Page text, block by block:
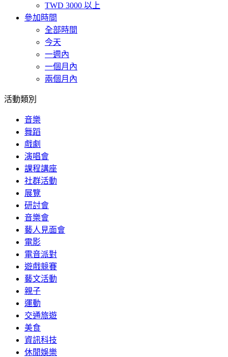
TWD 3000 以上
參加時間
全部時間
今天
一週內
一個月內
兩個月內
活動類別
音樂
舞蹈
戲劇
演唱會
課程講座
社群活動
展覽
研討會
音樂會
藝人見面會
電影
電音派對
遊戲競賽
藝文活動
親子
運動
交通旅遊
美食
資訊科技
休閒娛樂